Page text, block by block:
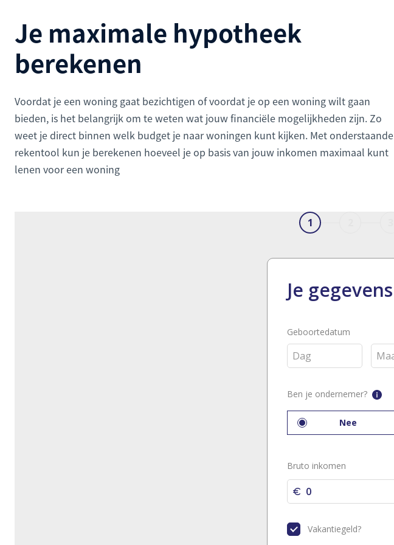
Je maximale hypotheek
berekenen
Voordat je een woning gaat bezichtigen of voordat je op een woning wilt gaan
bieden, is het belangrijk om te weten wat jouw financiële mogelijkheden zijn. Zo
weet je direct binnen welk budget je naar woningen kunt kijken. Met onderstaande
rekentool kun je berekenen hoeveel je op basis van jouw inkomen maximaal kunt
lenen voor een woning